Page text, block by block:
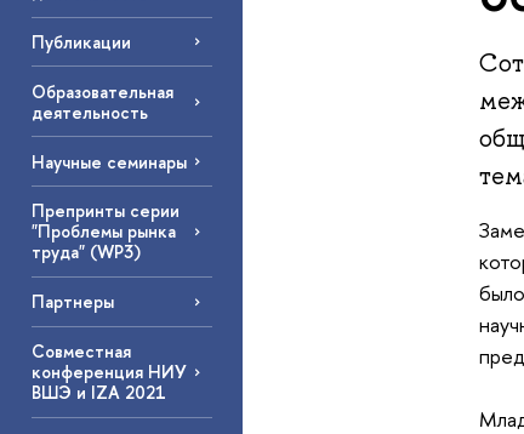
Публикации
Образовательная
деятельность
Научные семинары
Препринты серии
"Проблемы рынка
труда" (WP3)
Партнеры
Совместная
конференция НИУ
ВШЭ и IZA 2021